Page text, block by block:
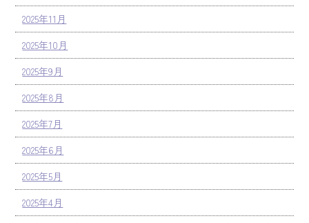
2025年11月
2025年10月
2025年9月
2025年8月
2025年7月
2025年6月
2025年5月
2025年4月